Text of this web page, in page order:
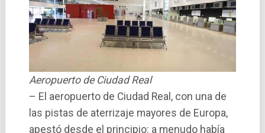
Aeropuerto de Ciudad Real
– El aeropuerto de Ciudad Real, con una de
las pistas de aterrizaje mayores de Europa,
apestó desde el principio: a menudo habí­a